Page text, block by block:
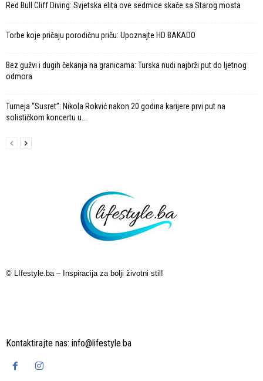
Red Bull Cliff Diving: Svjetska elita ove sedmice skače sa Starog mosta
Torbe koje pričaju porodičnu priču: Upoznajte HD BAKADO
Bez gužvi i dugih čekanja na granicama: Turska nudi najbrži put do ljetnog
odmora
Turneja “Susret”: Nikola Rokvić nakon 20 godina karijere prvi put na
solističkom koncertu u...
© LIfestyle.ba – Inspiracija za bolji životni stil!
Kontaktirajte nas: info@lifestyle.ba